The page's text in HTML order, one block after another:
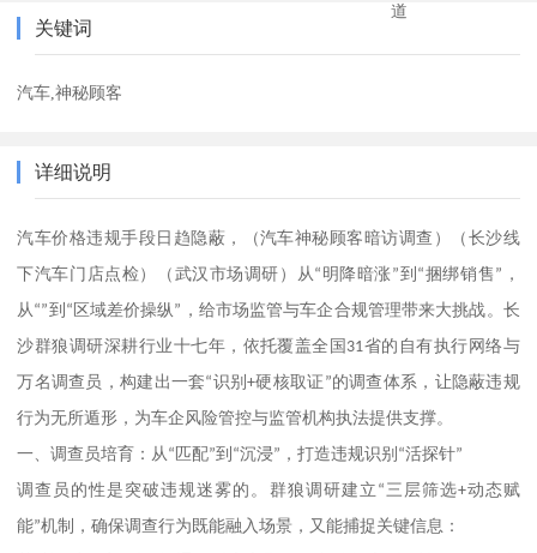
道
关键词
汽车,神秘顾客
详细说明
汽车价格违规手段日趋隐蔽，
（汽车神秘顾客暗访调查）（长沙线
下汽车门店点检）（武汉市场调研） 从“明降暗涨”到“捆绑销售”，
从“”到“区域差价操纵”，给市场监管与车企合规管理带来大挑战。长
沙群狼调研深耕行业十七年，依托覆盖全国31省的自有执行网络与
万名调查员，构建出一套“识别+硬核取证”的调查体系，让隐蔽违规
行为无所遁形，为车企风险管控与监管机构执法提供支撑。
一、调查员培育：从“匹配”到 “沉浸” ，打造违规识别 “活探针”
调查员的性是突破违规迷雾的。群狼调研建立“三层筛选+动态赋
能”机制，确保调查行为既能融入场景，又能捕捉关键信息：